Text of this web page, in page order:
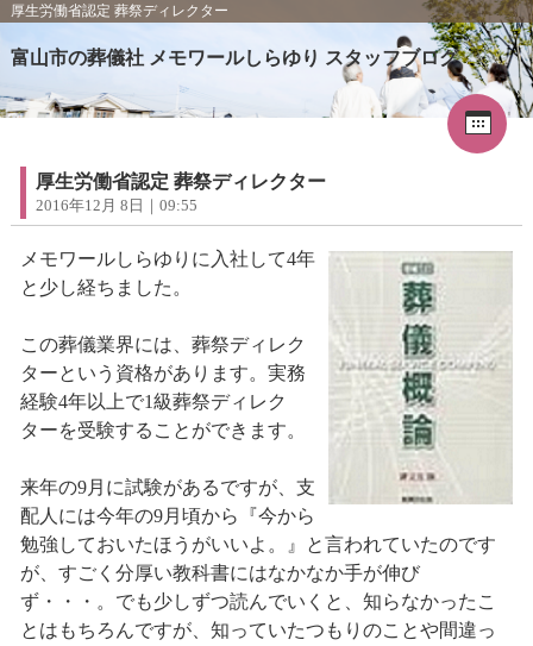
厚生労働省認定 葬祭ディレクター
富山市の葬儀社 メモワールしらゆり スタッフブログ
6
7
8 9 10
14
15 16
21
22 23 24 25 26
27
28
29 30
厚生労働省認定 葬祭ディレクター
2016年12月 8日｜09:55
メモワールしらゆりに入社して4年
と少し経ちました。
この葬儀業界には、葬祭ディレク
ターという資格があります。実務
経験4年以上で1級葬祭ディレク
ターを受験することができます。
来年の9月に試験があるですが、支
配人には今年の9月頃から『今から
勉強しておいたほうがいいよ。』と言われていたのです
が、すごく分厚い教科書にはなかなか手が伸び
ず・・・。でも少しずつ読んでいくと、知らなかったこ
とはもちろんですが、知っていたつもりのことや間違っ